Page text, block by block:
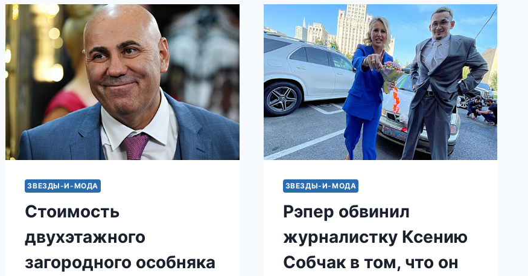
ТЕПЛО
В
ХОЛОДНОЕ
ВРЕМЯ
ГОДА.
УХОД.
ЗВЕЗДЫ-И-МОДА
Стоимость
двухэтажного
загородного особняка
ЗВЕЗДЫ-И-МОДА
Рэпер обвинил
журналистку Ксению
Собчак в том, что он